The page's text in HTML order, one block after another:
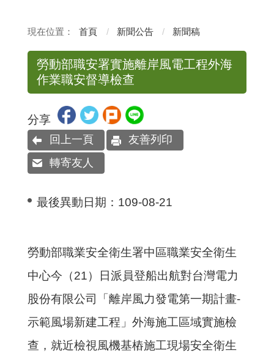
首頁 新聞公告 新聞稿
勞動部職安署實施離岸風電工程外海
作業職安督導檢查
分享
回上一頁
友善列印
轉寄友人
最後異動日期： 109-08-21
勞動部職業安全衛生署中區職業安全衛生
中心今（21）日派員登船出航對台灣電力
股份有限公司「離岸風力發電第一期計畫-
示範風場新建工程」外海施工區域實施檢
查，就近檢視風機基樁施工現場安全衛生